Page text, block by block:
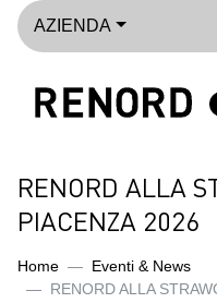
AZIENDA
RENORD ALLA
PIACENZA 2026
Home
Eventi & News
RENORD ALLA